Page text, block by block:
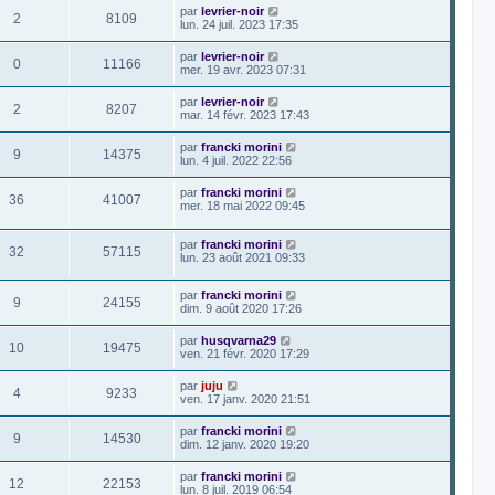
2 8109 par levrier-noir
lun. 24 juil. 2023 17:35
0 11166 par levrier-noir
mer. 19 avr. 2023 07:31
2 8207 par levrier-noir
mar. 14 févr. 2023 17:43
9 14375 par francki morini
lun. 4 juil. 2022 22:56
36 41007 par francki morini
mer. 18 mai 2022 09:45
32 57115 par francki morini
lun. 23 août 2021 09:33
9 24155 par francki morini
dim. 9 août 2020 17:26
10 19475 par husqvarna29
ven. 21 févr. 2020 17:29
4 9233 par juju
ven. 17 janv. 2020 21:51
9 14530 par francki morini
dim. 12 janv. 2020 19:20
12 22153 par francki morini
lun. 8 juil. 2019 06:54